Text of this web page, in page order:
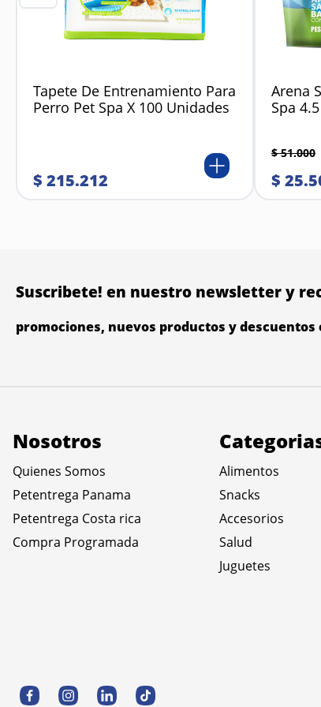
Tapete De Entrenamiento Para
Perro Pet Spa X 100 Unidades
$ 215.212
Arena
Spa
$ 51.000
$ 25.
Suscribete! en nuestro newsletter y
promociones, nuevos productos y
Nosotros
Quienes Somos
Petentrega Panama
Petentrega Costa rica
Compra Programada
Alimentos
Snacks
Accesorios
Salud
Juguetes